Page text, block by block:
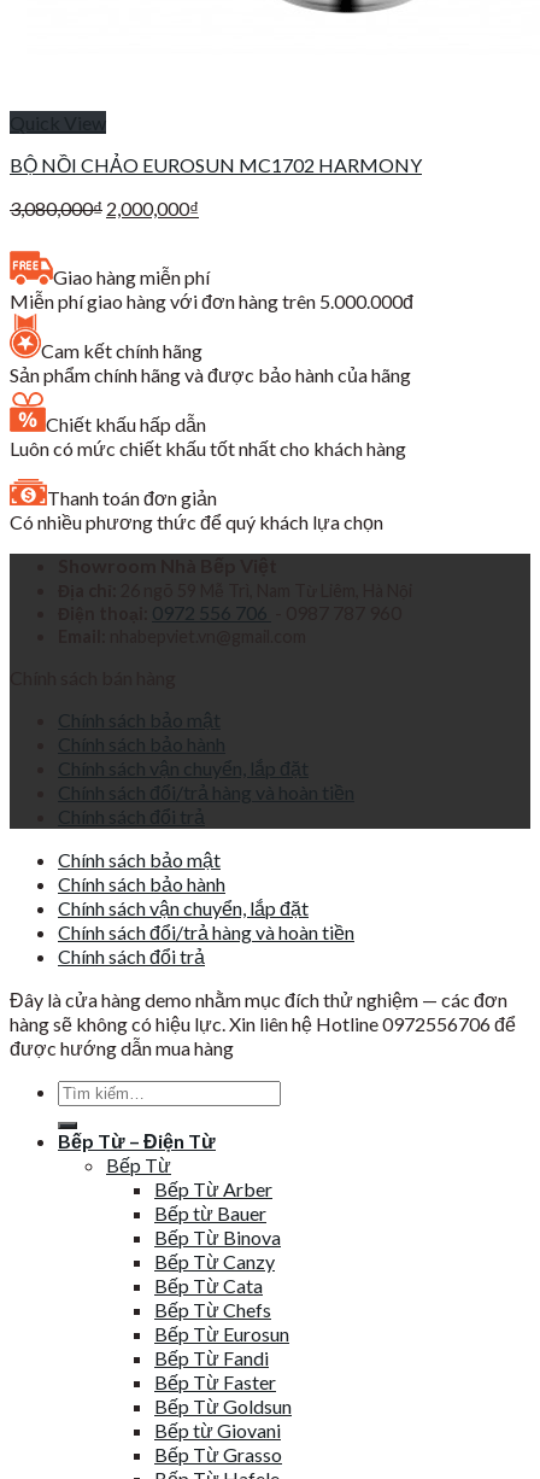
BỘ NỒI CHẢO EUROSUN MC1702 HARMONY
3,080,000₫ Giá
3,080,000₫.
2,000,000₫
là:
2,000,000₫.
Giao hàng miễn phí
Miễn phí giao hàng với đơn hàng trên 5.000.000đ
Cam kết chính hãng
Sản phẩm chính hãng và được bảo hành của hãng
Chiết khấu hấp dẫn
Luôn có mức chiết khấu tốt nhất cho khách hàng
Thanh toán đơn giản
Có nhiều phương thức để quý khách lựa chọn
0972 556 706
Chính sách bảo mật
Chính sách bảo hành
Chính sách vận chuyển, lắp đặt
Chính sách đổi/trả hàng và hoàn tiền
Chính sách đổi trả
Chính sách bảo mật
Chính sách bảo hành
Chính sách vận chuyển, lắp đặt
Chính sách đổi/trả hàng và hoàn tiền
Chính sách đổi trả
Đây là cửa hàng demo nhằm mục đích thử nghiệm — các đơn
hàng sẽ không có hiệu lực. Xin liên hệ Hotline 0972556706 để
được hướng dẫn mua hàng
Tìm
kiếm:
Bếp Từ – Điện Từ
Bếp Từ
Bếp Từ Arber
Bếp từ Bauer
Bếp Từ Binova
Bếp Từ Canzy
Bếp Từ Cata
Bếp Từ Chefs
Bếp Từ Eurosun
Bếp Từ Fandi
Bếp Từ Faster
Bếp Từ Goldsun
Bếp từ Giovani
Bếp Từ Grasso